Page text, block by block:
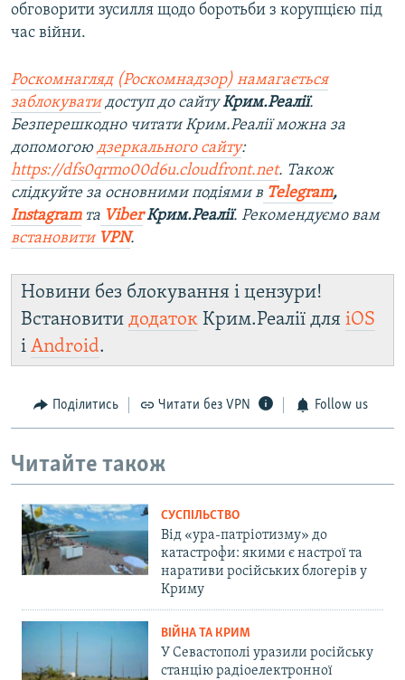
обговорити зусилля щодо боротьби з корупцією під
час війни.
Роскомнагляд (Роскомнадзор) намагається
заблокуватидоступ до сайтуКрим.Реалії.
Безперешкодно читати Крим.Реалії можна за
допомогою дзеркального сайту:
https://dfs0qrmo00d6u.cloudfront.net. Також
слідкуйте за основними подіями в Telegram,
Instagramта ViberКрим.Реалії. Рекомендуємо вам
встановити VPN.
Новини без блокування і цензури!
Встановити додаток Крим.Реалії для iOS
і Android.
Поділитись Читати без VPN Follow us
Читайте також
СУСПІЛЬСТВО
Від «ура-патріотизму» до
катастрофи: якими є настрої та
наративи російських блогерів у
Криму
ВІЙНА ТА КРИМ
У Севастополі уразили російську
станцію радіоелектронної